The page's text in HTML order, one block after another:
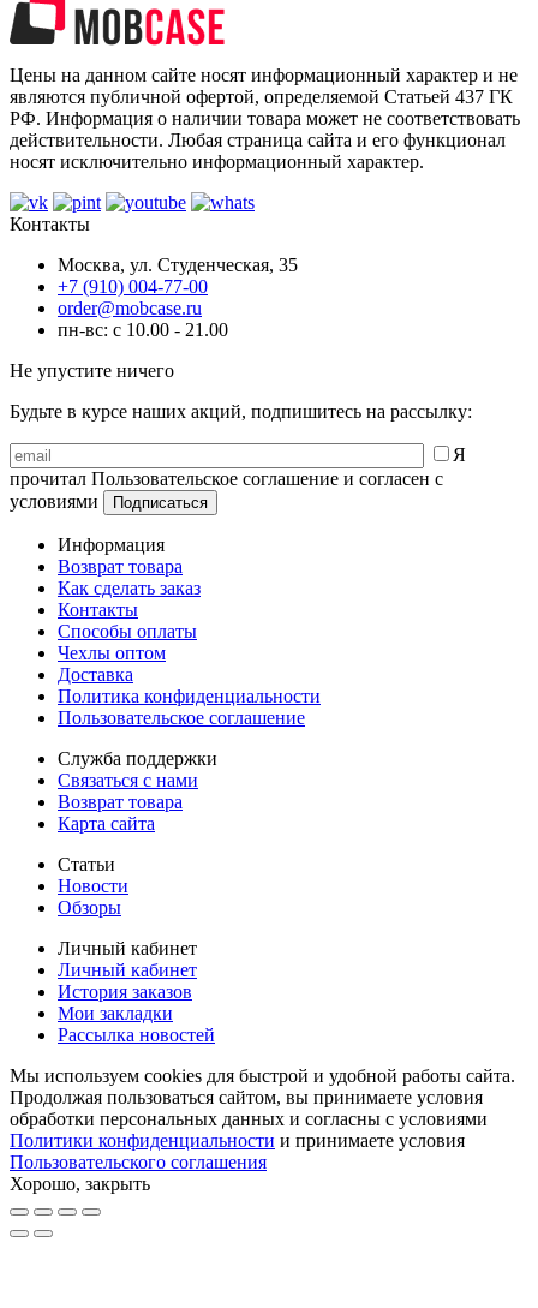
Цены на данном сайте носят информационный характер и не
являются публичной офертой, определяемой Статьей 437 ГК
РФ. Информация о наличии товара может не соответствовать
действительности. Любая страница сайта и его функционал
носят исключительно информационный характер.
Контакты
Москва, ул. Студенческая, 35
+7 (910) 004-77-00
order@mobcase.ru
пн-вс: с 10.00 - 21.00
Не упустите ничего
Будьте в курсе наших акций, подпишитесь на рассылку:
Я
прочитал Пользовательское соглашение и согласен с
условиями
Информация
Возврат товара
Как сделать заказ
Контакты
Способы оплаты
Чехлы оптом
Доставка
Политика конфиденциальности
Пользовательское соглашение
Служба поддержки
Связаться с нами
Возврат товара
Карта сайта
Статьи
Новости
Обзоры
Личный кабинет
Личный кабинет
История заказов
Мои закладки
Рассылка новостей
Мы используем cookies для быстрой и удобной работы сайта.
Продолжая пользоваться сайтом, вы принимаете условия
обработки персональных данных и согласны с условиями
Политики конфиденциальности и принимаете условия
Пользовательского соглашения
Хорошо, закрыть